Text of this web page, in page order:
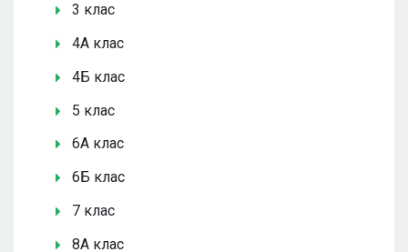
3 клас
4А клас
4Б клас
5 клас
6А клас
6Б клас
7 клас
8А клас